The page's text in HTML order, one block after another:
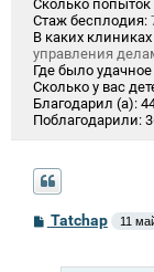
Сколько
Стаж бесплодия:
В каких
управления
Где было
Сколько у вас
Благодарил (а):
Поблагодарили:
СTatchap 11